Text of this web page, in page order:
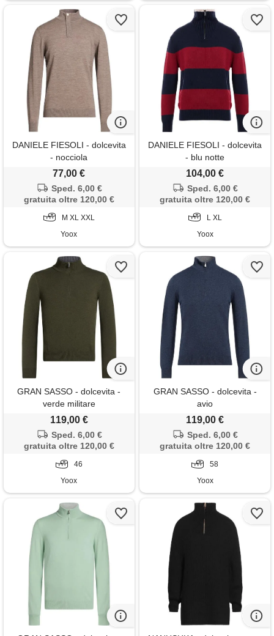
DANIELE FIESOLI - dolcevita
- nocciola
77,00 €
Sped. 6,00 €
gratuita oltre 120,00 €
M XL XXL
Yoox
DANIELE FIESOLI - dolcevita
- blu notte
104,00 €
Sped. 6,00 €
gratuita oltre 120,00 €
L XL
Yoox
GRAN SASSO - dolcevita -
verde militare
119,00 €
Sped. 6,00 €
gratuita oltre 120,00 €
46
Yoox
GRAN SASSO - dolcevita -
avio
119,00 €
Sped. 6,00 €
gratuita oltre 120,00 €
58
Yoox